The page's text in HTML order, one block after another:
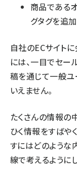
商品である
グタグを追加
自社のECサイト
には、一目でセー
稿を通じて一般
いえません。
たくさんの情報の
ひく情報をすばや
すにはどのような
線で考えるようにし